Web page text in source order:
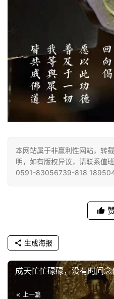
物
寺
院
礼
视
纪
录
术
政
策
本网站属于非赢利性网站，转
明，如有版权异议，请联系值
0591-83056739-818
生成海报
成天忙忙碌碌，没有时间念
上一篇